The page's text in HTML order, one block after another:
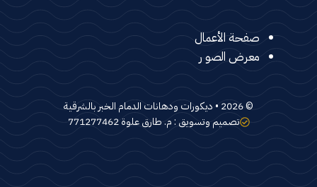
صفحة الأعمال
معرض الصو ر
© 2026 •
ديكورات ودهانات الدمام الخبر بالشرقية
تصميم وتسويق : م. طارق علوة 771277462